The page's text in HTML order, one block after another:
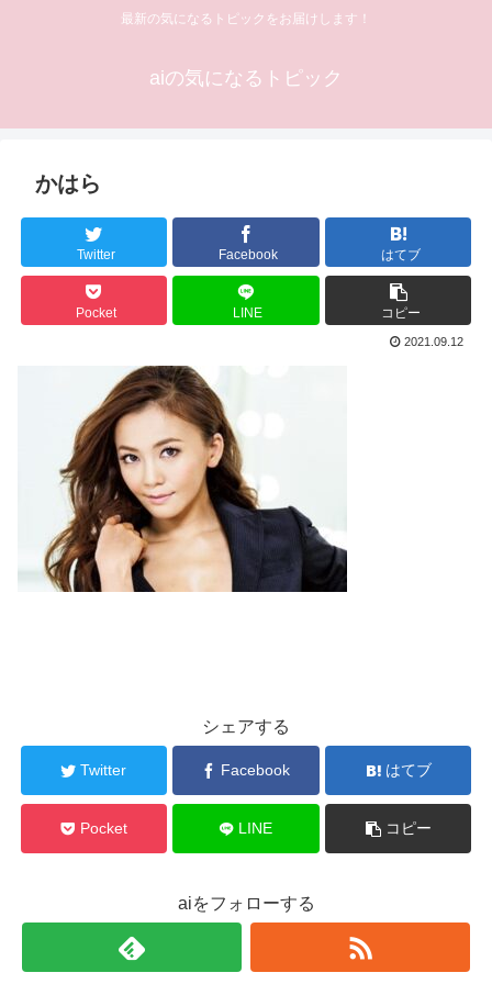
最新の気になるトピックをお届けします！
aiの気になるトピック
かはら
Twitter Facebook はてブ
Pocket LINE コピー
2021.09.12
シェアする
Twitter Facebook はてブ
Pocket LINE コピー
aiをフォローする